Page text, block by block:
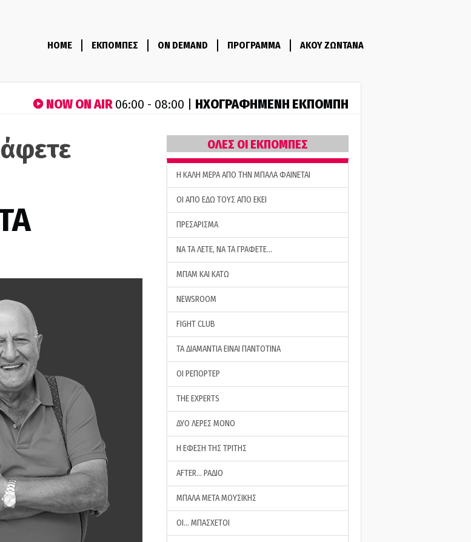
HOME ΕΚΠΟΜΠΕΣ ON DEMAND ΠΡΟΓΡΑΜΜΑ ΑΚΟΥ ΖΩΝΤΑΝΑ
NOW ON AIR06:00 - 08:00 | ΗΧΟΓΡΑΦΗΜΕΝΗ ΕΚΠΟΜΠΗ
ΟΛΕΣ ΟΙ ΕΚΠΟΜΠΕΣ
H ΚΑΛΗ ΜΕΡΑ ΑΠΟ ΤΗΝ ΜΠΑΛΑ ΦΑΙΝΕΤΑΙ
ΟΙ ΑΠΟ ΕΔΩ ΤΟΥΣ ΑΠΟ ΕΚΕΙ
ΠΡΕΣΑΡΙΣΜΑ
ΝΑ ΤΑ ΛΕΤΕ, ΝΑ ΤΑ ΓΡΑΦΕΤΕ…
ΜΠΑΜ ΚΑΙ ΚΑΤΩ
NEWSROOM
FIGHT CLUB
ΤΑ ΔΙΑΜΑΝΤΙΑ ΕΙΝΑΙ ΠΑΝΤΟΤΙΝΑ
ΟΙ ΡΕΠΟΡΤΕΡ
THE EXPERTS
ΔΥΟ ΛΕΡΕΣ ΜΟΝΟ
Η ΕΦΕΣΗ ΤΗΣ ΤΡΙΤΗΣ
AFTER… ΡΑΔΙΟ
ΜΠΑΛΑ ΜΕΤΑ ΜΟΥΣΙΚΗΣ
ΟΙ… ΜΠΑΣΧΕΤΟΙ